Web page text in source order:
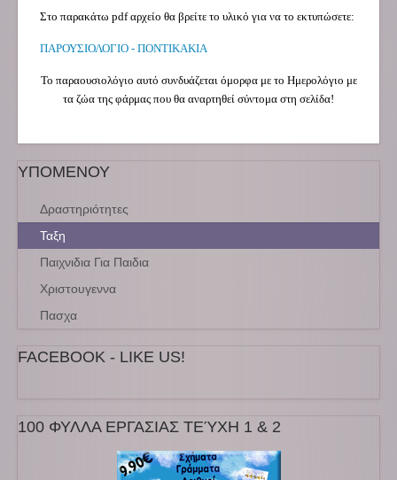
Στο παρακάτω pdf αρχείο θα βρείτε το υλικό για να το εκτυπώσετε:
ΠΑΡΟΥΣΙΟΛΟΓΙΟ - ΠΟΝΤΙΚΑΚΙΑ
Το παραουσιολόγιο αυτό συνδυάζεται όμορφα με το Ημερολόγιο με
τα ζώα της φάρμας που θα αναρτηθεί σύντομα στη σελίδα!
ΥΠΟΜΕΝΟΥ
Δραστηριότητες
Ταξη
Παιχνιδια Για Παιδια
Χριστουγεννα
Πασχα
FACEBOOK - LIKE US!
100 ΦΥΛΛΑ ΕΡΓΑΣΙΑΣ ΤΕΎΧΗ 1 & 2